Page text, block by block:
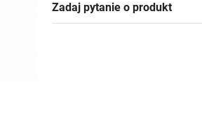
Zadaj pytanie o produkt